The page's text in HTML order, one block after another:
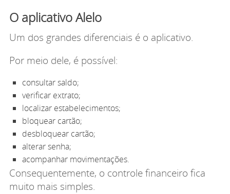
O aplicativo Alelo
Um dos grandes diferenciais é o aplicativo.
Por meio dele, é possível:
consultar saldo;
verificar extrato;
localizar estabelecimentos;
bloquear cartão;
desbloquear cartão;
alterar senha;
acompanhar movimentações.
Consequentemente, o controle financeiro fica
muito mais simples.